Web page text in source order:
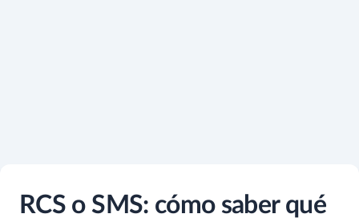
RCS o SMS: cómo saber qué